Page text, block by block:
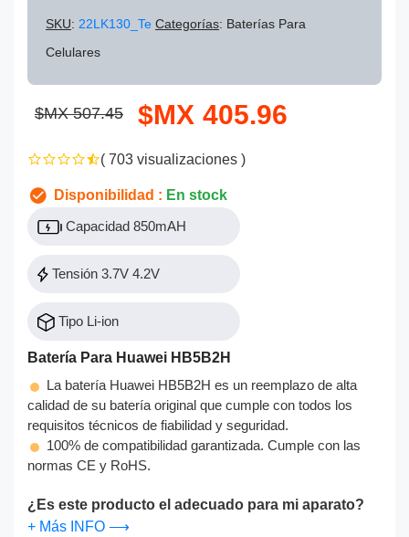
SKU: 22LK130_Te Categorías: Baterías Para
Celulares
$MX 507.45 $MX 405.96
( 703 visualizaciones )
Disponibilidad : En stock
Capacidad 850mAH
Tensión 3.7V 4.2V
Tipo Li-ion
Batería Para Huawei HB5B2H
La batería Huawei HB5B2H es un reemplazo de alta
calidad de su batería original que cumple con todos los
requisitos técnicos de fiabilidad y seguridad.
100% de compatibilidad garantizada. Cumple con las
normas CE y RoHS.
¿Es este producto el adecuado para mi aparato?
+ Más INFO ⟶